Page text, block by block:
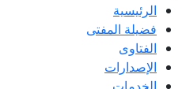
الرئيسية
فضيلة المفتى
الفتاوى
الإصدارات